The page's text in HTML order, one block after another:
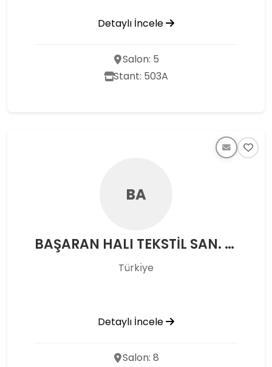
Detaylı İncele
Salon: 5
Stant: 503A
BA
BAŞARAN HALI TEKSTİL SAN. VE TİC.LTD.ŞTİ.
Türkı̇ye
Detaylı İncele
Salon: 8